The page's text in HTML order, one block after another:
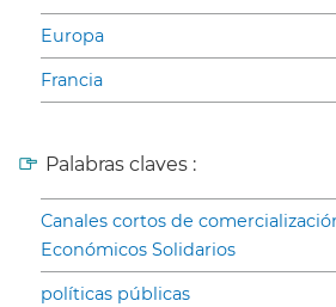
Europa
Francia
Palabras claves :
Canales cortos de
Económicos Solidarios
políticas públicas